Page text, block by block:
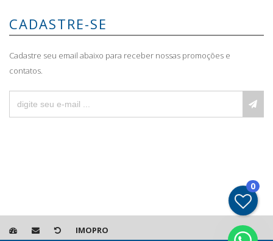
CADASTRE-SE
Cadastre seu email abaixo para receber nossas promoções e
contatos.
IMOPRO
0